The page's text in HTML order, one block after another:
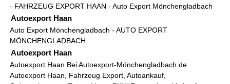
- FAHRZEUG EXPORT HAAN - Auto Export Mönchengladbach
Autoexport Haan
Auto Export Mönchengladbach - AUTO EXPORT
MÖNCHENGLADBACH
Autoexport Haan
Autoexport Haan Bei Autoexport-Mönchengladbach.de
Autoexport Haan, Fahrzeug Export, Autoankauf,